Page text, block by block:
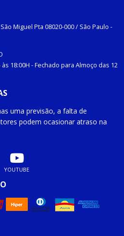
São Miguel Pta 08020-000/ São Paulo -
18:00H - Fechado para Almoço das 12
uma previsão, a falta de
podem ocasionar atraso na
YOUTUBE